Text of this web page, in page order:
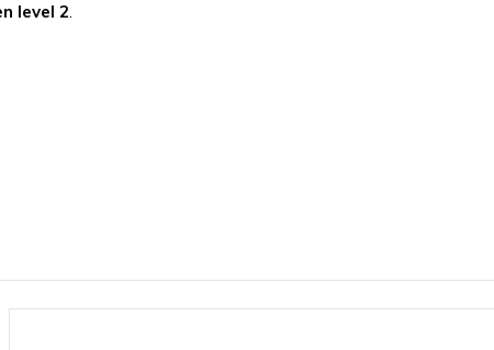
level 2.